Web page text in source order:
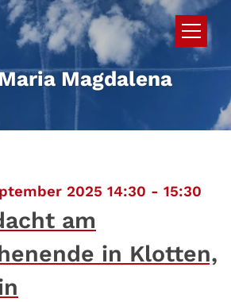
Magdalena
2025 14:30 - 15:30
am
in Klotten,